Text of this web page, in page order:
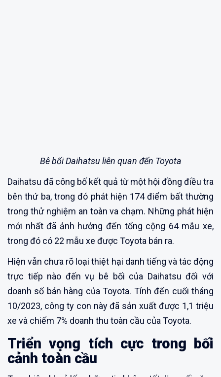
Bê bối Daihatsu liên quan đến Toyota
Daihatsu đã công bố kết quả từ một hội đồng điều tra
bên thứ ba, trong đó phát hiện 174 điểm bất thường
trong thử nghiệm an toàn va chạm. Những phát hiện
mới nhất đã ảnh hưởng đến tổng cộng 64 mẫu xe,
trong đó có 22 mẫu xe được Toyota bán ra.
Hiện vẫn chưa rõ loại thiệt hại danh tiếng và tác động
trực tiếp nào đến vụ bê bối của Daihatsu đối với
doanh số bán hàng của Toyota. Tính đến cuối tháng
10/2023, công ty con này đã sản xuất được 1,1 triệu
xe và chiếm 7% doanh thu toàn cầu của Toyota.
Triển vọng tích cực trong bối
cảnh toàn cầu